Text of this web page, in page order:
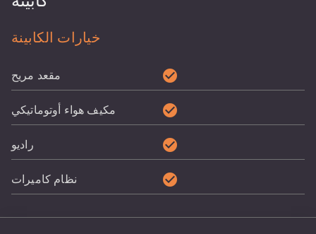
خيارات الكابينة
مقعد مريح check_circle
مكيف هواء أوتوماتيكي check_circle
راديو check_circle
نظام كاميرات check_circle